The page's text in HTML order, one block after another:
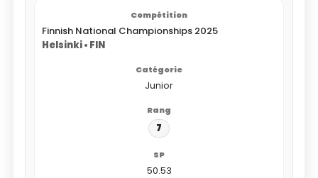
Finnish National Championships 2025
Helsinki • FIN
Junior
7
50.53